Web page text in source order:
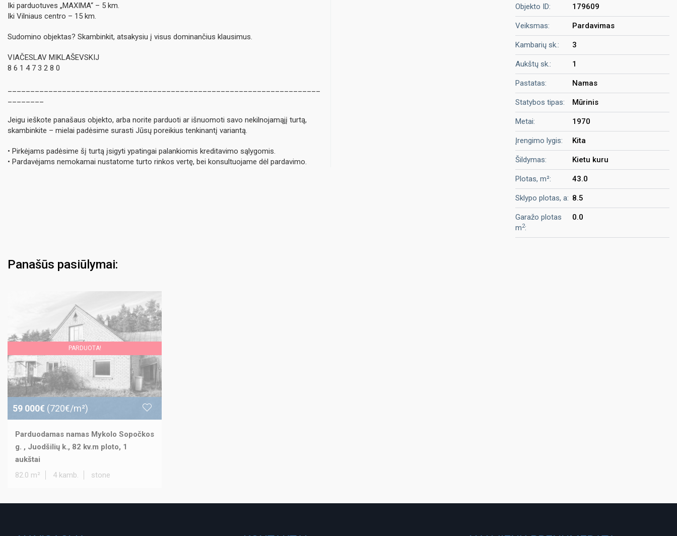
Iki parduotuves „MAXIMA“ – 5 km.
Iki Vilniaus centro – 15 km.
Sudomino objektas? Skambinkit, atsakysiu į visus dominančius klausimus.
VIAČESLAV MIKLAŠEVSKIJ
8 6 1 4 7 3 2 8 0
Jeigu ieškote panašaus objekto, arba norite parduoti ar išnuomoti savo nekilnojamąjį turtą,
skambinkite – mielai padėsime surasti Jūsų poreikius tenkinantį variantą.
• Pirkėjams padėsime šį turtą įsigyti ypatingai palankiomis kreditavimo sąlygomis.
• Pardavėjams nemokamai nustatome turto rinkos vertę, bei konsultuojame dėl pardavimo.
Objekto ID: 179609
Veiksmas: Pardavimas
Kambarių sk.: 3
Aukštų sk.: 1
Pastatas: Namas
Statybos tipas: Mūrinis
Metai: 1970
Įrengimo lygis: Kita
Šildymas: Kietu kuru
Plotas, m²: 43.0
Sklypo plotas, a: 8.5
Garažo plotas
m2:
0.0
Panašūs pasiūlymai:
PARDUOTA!
59 000€ (720€/m²)
Parduodamas namas Mykolo Sopočkos
g. , Juodšilių k., 82 kv.m ploto, 1
aukštai
82.0 m²
4 kamb. stone